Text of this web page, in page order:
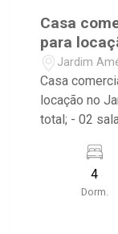
Casa
para
Jardim
Casa
locação no
total; - 02
sendo 1
vagas de
Corredor
4
Dorm.